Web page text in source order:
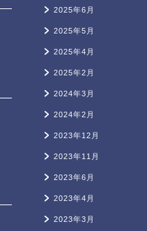
2025年6月
2025年5月
2025年4月
2025年2月
2024年3月
2024年2月
2023年12月
2023年11月
2023年6月
2023年4月
2023年3月